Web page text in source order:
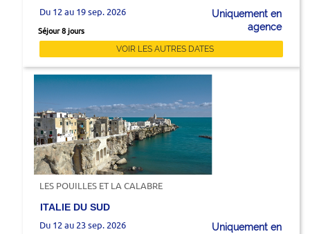
Du 12 au 19 sep. 2026
Séjour 8 jours
Uniquement en
agence
VOIR LES AUTRES DATES
LES POUILLES ET LA CALABRE
ITALIE DU SUD
Du 12 au 23 sep. 2026
Uniquement en